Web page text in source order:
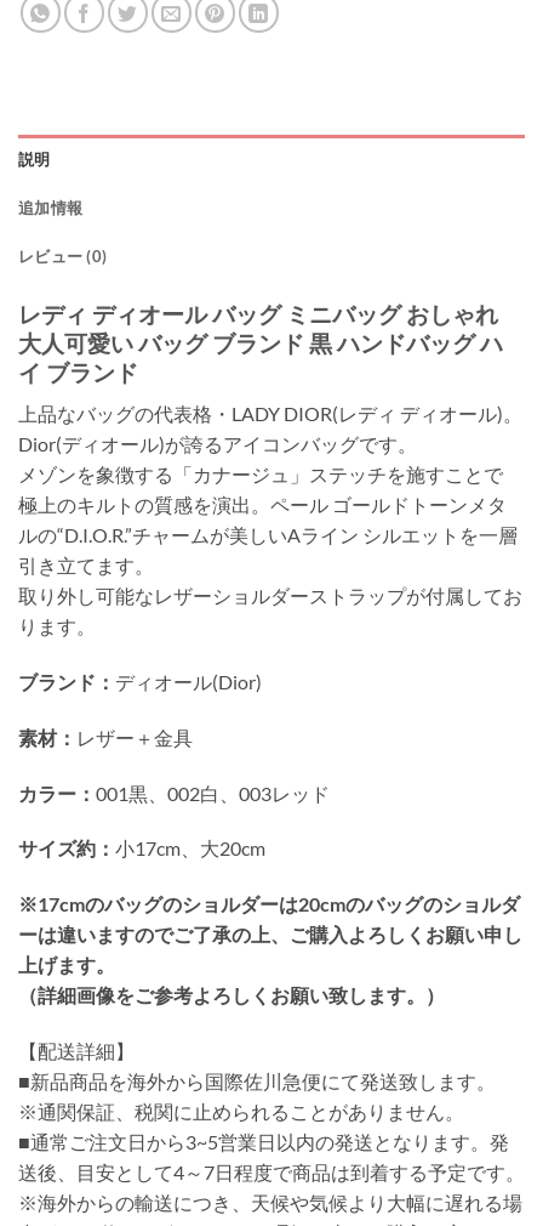
説明
追加情報
レビュー (0)
レディ ディオール バッグ ミニバッグ おしゃれ
大人可愛い バッグ ブランド 黒 ハンドバッグ ハ
イ ブランド
上品なバッグの代表格・LADY DIOR(レディ ディオール)。
Dior(ディオール)が誇るアイコンバッグです。
メゾンを象徴する「カナージュ」ステッチを施すことで
極上のキルトの質感を演出。ペール ゴールドトーンメタ
ルの“D.I.O.R.”チャームが美しいAライン シルエットを一層
引き立てます。
取り外し可能なレザーショルダーストラップが付属してお
ります。
ブランド： ディオール(Dior)
素材： レザー＋金具
カラー： 001黒、002白、003レッド
サイズ約： 小17cm、大20cm
※17cmのバッグのショルダーは20cmのバッグのショルダ
ーは違いますのでご了承の上、ご購入よろしくお願い申し
上げます。
（詳細画像をご参考よろしくお願い致します。）
【配送詳細】
■新品商品を海外から国際佐川急便にて発送致します。
※通関保証、税関に止められることがありません。
■通常ご注文日から3~5営業日以内の発送となります。発
送後、目安として4～7日程度で商品は到着する予定です。
※海外からの輸送につき、天候や気候より大幅に遅れる場